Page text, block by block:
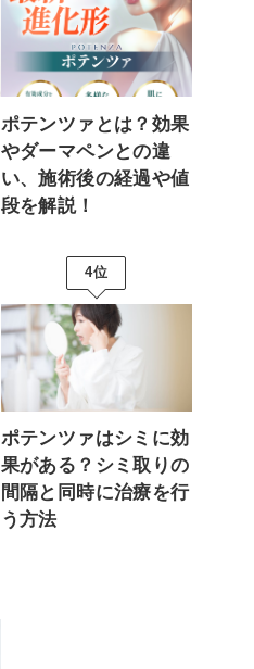
ポテンツァとは？効果
やダーマペンとの違
い、施術後の経過や値
段を解説！
4位
ポテンツァはシミに効
果がある？シミ取りの
間隔と同時に治療を行
う方法